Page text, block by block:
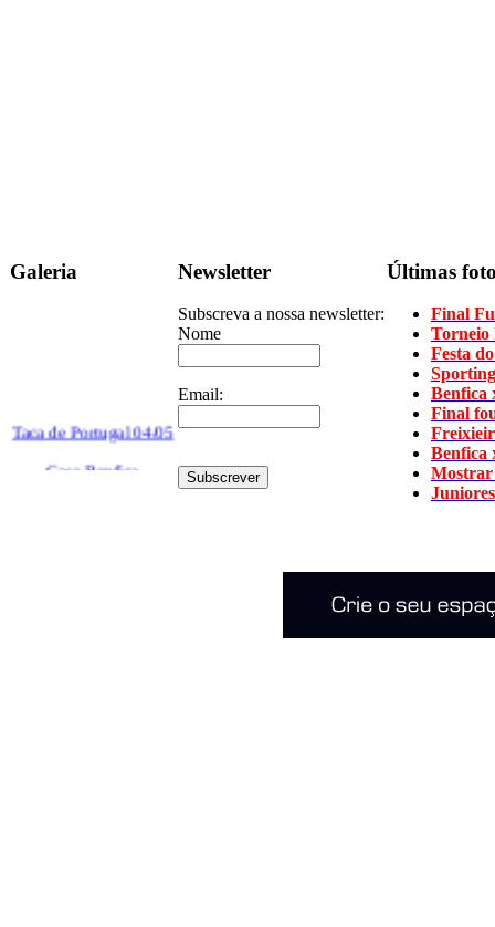
Galeria
Gondomar
Newsletter
Subscreva a nossa newsletter:
Nome
Email:
Últimas
Final
Torneio
Festa
Benfica
Final
Benfica
Mostrar